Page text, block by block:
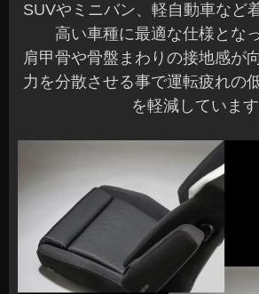
SUVやミニバン、軽自動車など
高い車種に最適な仕様とな
肩甲骨や骨盤まわりの接地感が
力を分散させる事で運転疲れの
を軽減していま